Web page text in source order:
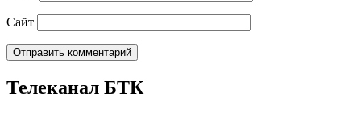
Сайт
Телеканал БТК